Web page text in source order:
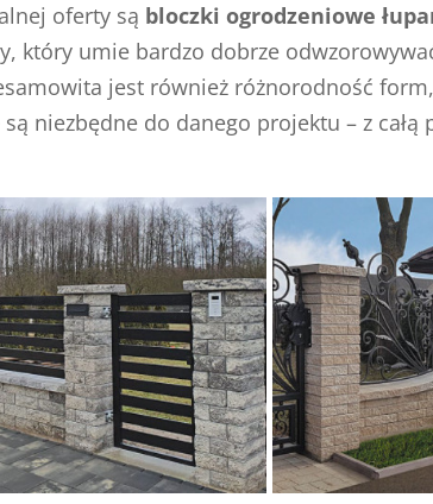
oferty są bloczki ogrodzeniowe
który umie bardzo dobrze
jest również różnorodność
niezbędne do danego projektu – z